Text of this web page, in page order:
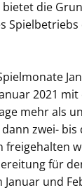
die
Spielbetriebs
2021
mehr als
zwei-
freigehalten
für
Januar und